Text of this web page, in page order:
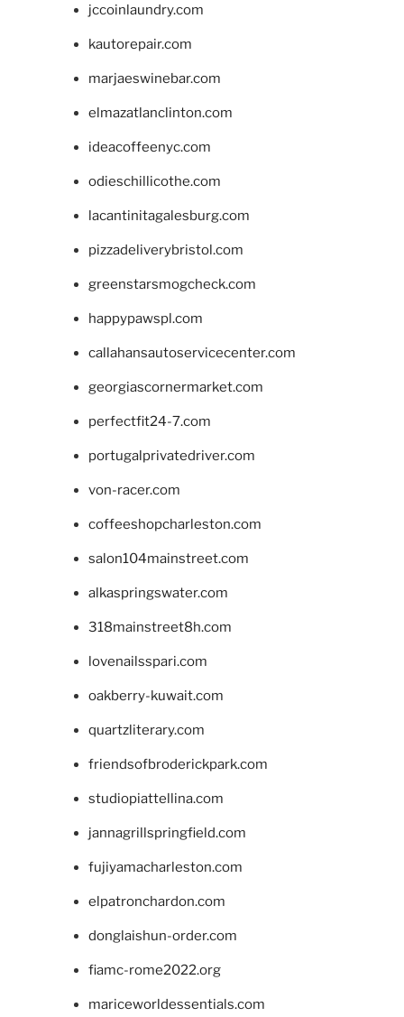
jccoinlaundry.com
kautorepair.com
marjaeswinebar.com
elmazatlanclinton.com
ideacoffeenyc.com
odieschillicothe.com
lacantinitagalesburg.com
pizzadeliverybristol.com
greenstarsmogcheck.com
happypawspl.com
callahansautoservicecenter.com
georgiascornermarket.com
perfectfit24-7.com
portugalprivatedriver.com
von-racer.com
coffeeshopcharleston.com
salon104mainstreet.com
alkaspringswater.com
318mainstreet8h.com
lovenailsspari.com
oakberry-kuwait.com
quartzliterary.com
friendsofbroderickpark.com
studiopiattellina.com
jannagrillspringfield.com
fujiyamacharleston.com
elpatronchardon.com
donglaishun-order.com
fiamc-rome2022.org
mariceworldessentials.com